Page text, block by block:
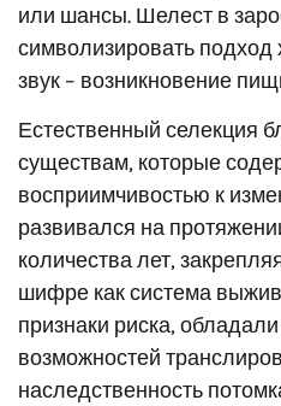
или шансы. Шелест в
символизировать
звук – возникновение
Естественный селекция
существам, которые
восприимчивостью к
развивался на
количества лет,
шифре как система
признаки риска,
возможностей
наследственность